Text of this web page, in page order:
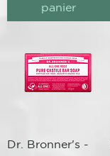
panier
Dr. Bronner's -